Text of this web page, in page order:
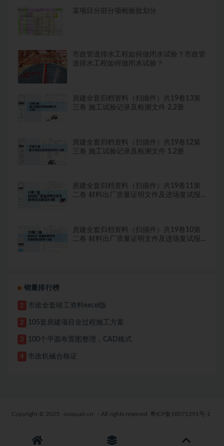
某项目分部分项检验批划分
市政管道排水工程如何做闭水试验？市政管
道排水工程如何做闭水试验？
房建全套归档资料（扫描件）共19卷13第
三卷 施工试验记录及检测文件 2.2册
房建全套归档资料（扫描件）共19卷12第
三卷 施工试验记录及检测文件 1.2册
房建全套归档资料（扫描件）共19卷11第
二卷 材料出厂质量证明文件及进场复试报
房建全套归档资料（扫描件）共19卷10第
二卷 材料出厂质量证明文件及进场复试报
销量排行榜
1 市政全套竣工资料excel版
2 105套房建项目全过程施工方案
3 100个平面布置图整理，CAD格式
4 市政机械合格证
Copyright © 2025 sosquan.cn - All rights reserved 粤ICP备18071291号-1